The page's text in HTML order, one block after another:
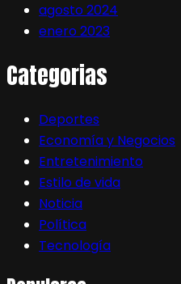
agosto 2024
enero 2023
Categorias
Deportes
Economía y Negocios
Entretenimiento
Estilo de vida
Noticia
Política
Tecnología